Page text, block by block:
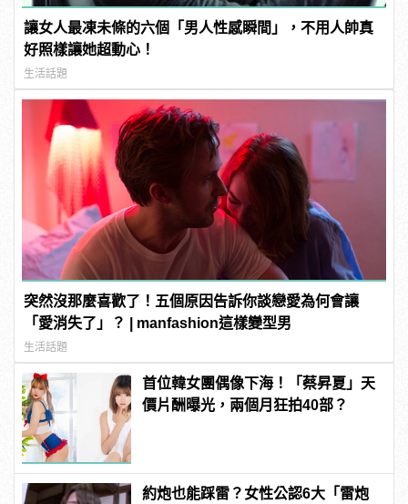
讓女人最凍未條的六個「男人性感瞬間」，不用人帥真
好照樣讓她超動心！
生活話題
突然沒那麼喜歡了！五個原因告訴你談戀愛為何會讓
「愛消失了」？ | manfashion這樣變型男
生活話題
首位韓女團偶像下海！「蔡昇夏」天
價片酬曝光，兩個月狂拍40部？
約炮也能踩雷？女性公認6大「雷炮